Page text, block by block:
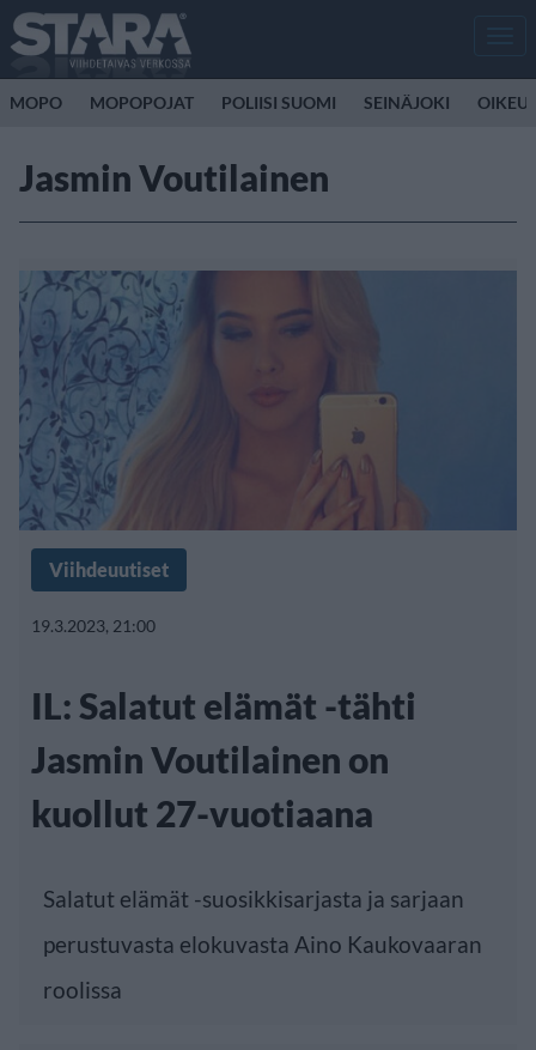
MOPO MOPOPOJAT POLIISI SUOMI SEINÄJOKI
Jasmin Voutilainen
Viihdeuutiset
19.3.2023, 21:00
IL: Salatut elämät -tähti
Jasmin Voutilainen on
kuollut 27-vuotiaana
Salatut elämät -suosikkisarjasta ja sarjaan
perustuvasta elokuvasta Aino Kaukovaaran
roolissa